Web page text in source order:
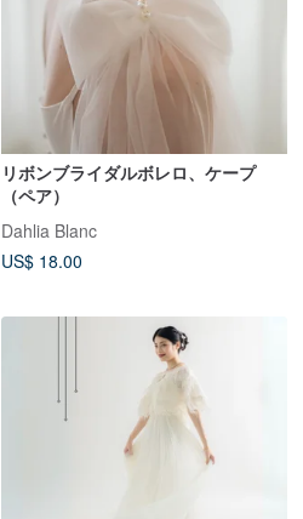
リボンブライダルボレロ、ケープ
（ペア）
Dahlia Blanc
US$ 18.00